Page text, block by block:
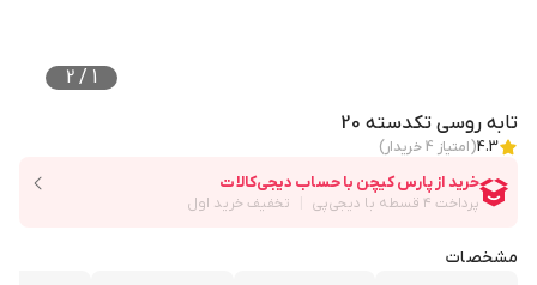
1
/
2
تابه روسی تکدسته 20
4.3(امتیاز 4خریدار)
مشخصات